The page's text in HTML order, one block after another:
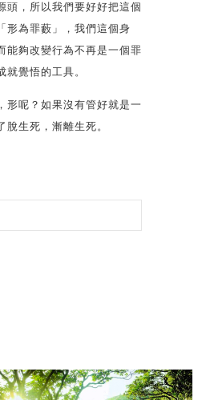
頭，所以我們要好好把這個
形為罪藪」，我們這個身
能夠改變行為不再是一個罪
覺悟的工具。
形呢？如果沒有管好就是一
生死，漸離生死。